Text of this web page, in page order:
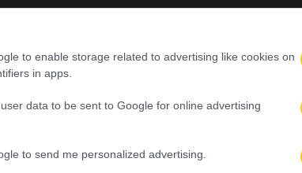
to enable storage related to advertising like cookies on
in apps.
data to be sent to Google for online advertising
to send me personalized advertising.
14 Οκτωβρίου 2025, 01:13
«Αγωνία» για Ζίβκοβιτς – Αγώνα
με την ΑΕΚ